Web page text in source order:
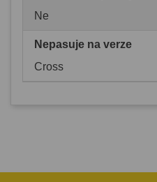
Ne
Nepasuje na verze
Cross